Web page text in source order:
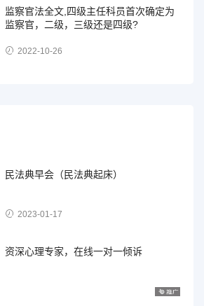
监察官法全文,四级主任科员首次确定为
监察官，二级，三级还是四级?
2022-10-26
民法典早会（民法典起床）
2023-01-17
资深心理专家，在线一对一倾诉